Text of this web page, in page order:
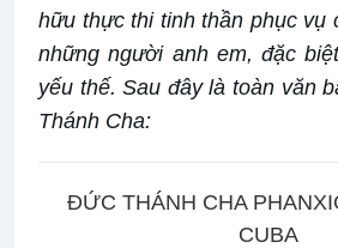
hữu thực thi tinh thần phục vụ
những người anh em, đặc
yếu thế. Sau đây là toàn văn
Thánh Cha:
ĐỨC THÁNH CHA
CUBA